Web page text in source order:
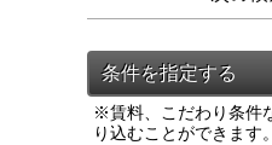
※賃料、こだわり条件
り込むことができます。